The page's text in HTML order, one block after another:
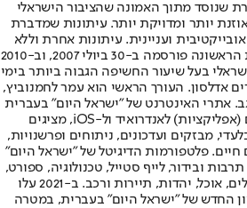
שנוסד מתוך האמונה שהציבור הישראלי
יותר ומדויקת יותר. עיתונות שמדברת
ועניינית. עיתונות אחרת וללא
תשלום. המהדורה המודפסת הראשונה פורסמה ב-30 ביולי 2007, וב-2010
בעל שיעור החשיפה הגבוה ביותר בימי
אדלסון. העורך הראשי הוא עמר לחמנוביץ,
אתרי האינטרנט של "ישראל היום" בעברית
ובאנגלית, כמו כן היישומונים (אפליקציות) לאנדרואיד ול-iOS, מציגים
מבזקים ועדכונים, ניתוחים ופרשנויות,
חיים. פלטפורמות הדיגיטל של "ישראל היום"
ובידור, לייף סטייל, טכנולוגיה, ספורט,
כלכלה וצרכנות, בריאות, חיילים, אוכל, יהדות, תיירות ורכב. ב-2021 עלו
החדש של "ישראל היום" בעברית, במטרה